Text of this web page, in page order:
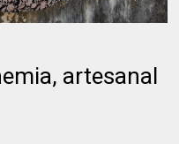
artesanal